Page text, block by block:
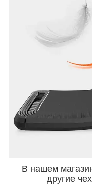
В нашем
другие